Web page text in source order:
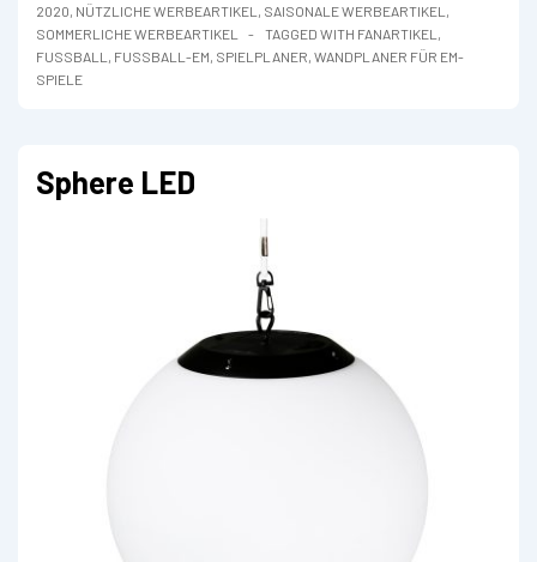
020
, NÜTZLICHE WERBEARTIKEL , SAISONALE WERBEARTIKEL ,
SOMMERLICHE WERBEARTIKEL
TAGGED WITH FANARTIKEL ,
FUSSBALL
, FUSSBALL-EM , SPIELPLANER, WANDPLANER FÜR EM-
SPIELE
Sphere LED